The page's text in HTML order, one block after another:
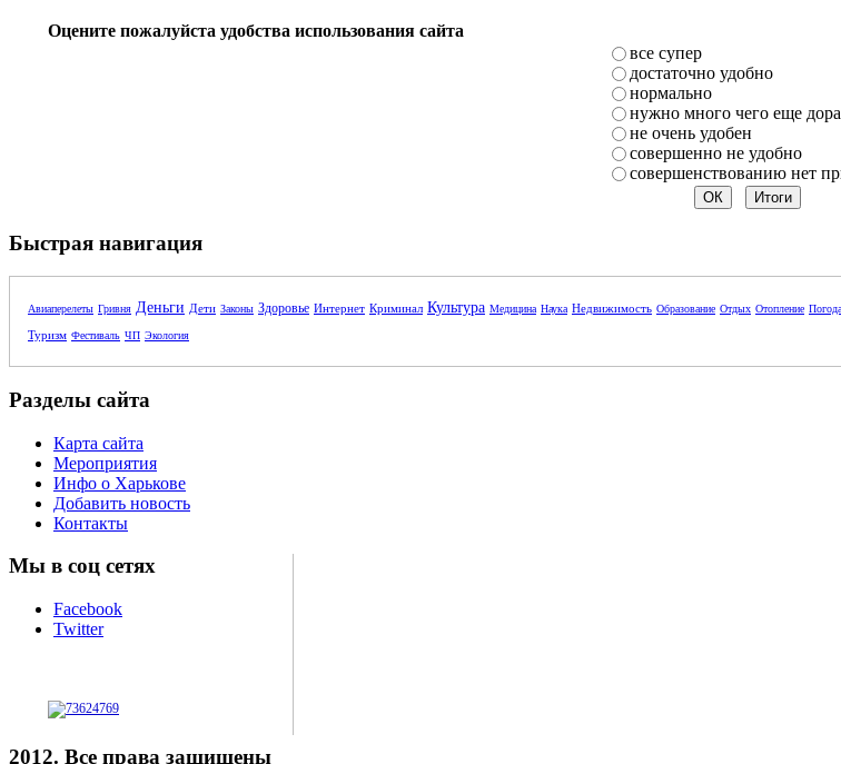
Оцените пожалуйста удобства использования сайта
все супер
достаточно удобно
нормально
нужно много чего еще
не очень удобен
совершенно не удобно
совершенствованию нет
Быстрая навигация
Авиаперелеты Гривня Деньги Дети Законы Здоровье Интернет Криминал Культура Медицина Наука Недвижимость Образование Отдых Отопление Погода
Туризм Фестиваль ЧП Экология
Разделы сайта
Карта сайта
Мероприятия
Инфо о Харькове
Добавить новость
Контакты
Мы в соц сетях
Facebook
Twitter
2012. Все права защищены